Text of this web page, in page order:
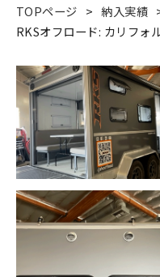
TOPページ 納入実績
RKSオフロード: カリフォ